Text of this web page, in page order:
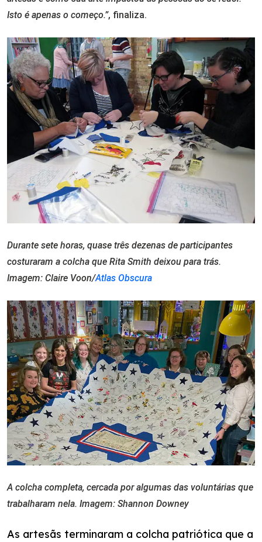
Isto é apenas o começo.”, finaliza.
Durante sete horas, quase três dezenas de participantes
costuraram a colcha que Rita Smith deixou para trás.
Imagem: Claire Voon/Atlas Obscura
A colcha completa, cercada por algumas das voluntárias que
trabalharam nela. Imagem: Shannon Downey
As artesãs terminaram a colcha patriótica que a